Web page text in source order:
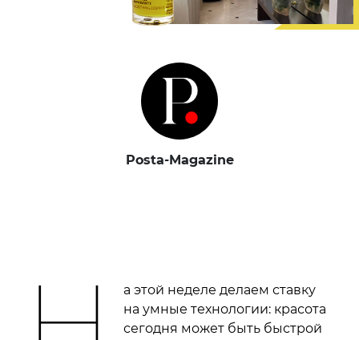
Posta-Magazine
а этой неделе делаем ставку
на умные технологии: красота
сегодня может быть быстрой